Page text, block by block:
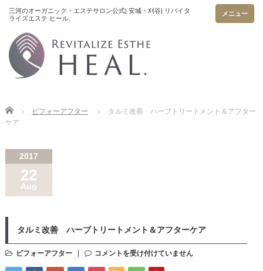
メニュー
Home ビフォーアフター
タルミ改善 ハーブトリートメント＆アフター
ケア
2017
22
Aug
タルミ改善 ハーブトリートメント＆アフターケア
ビフォーアフター コメントを受け付けていません